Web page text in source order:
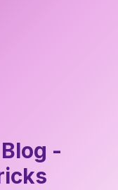
-